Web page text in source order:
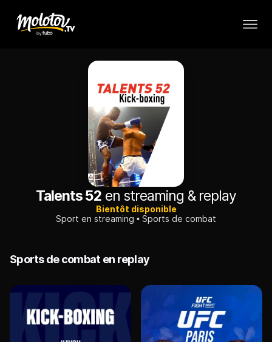
Talents 52 en streaming & replay
Bientôt disponible
Sport en streaming
Sports de combat
Sports de combat en replay